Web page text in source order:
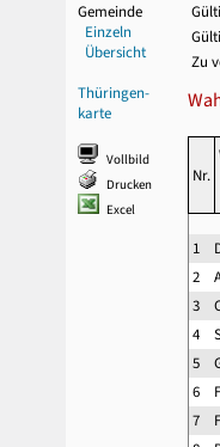
Gemeinde
Einzeln
Übersicht
Thüringen-
karte
Vollbild
Drucken
Excel
Zu
Nr.
1
2
3
4
5
6
7